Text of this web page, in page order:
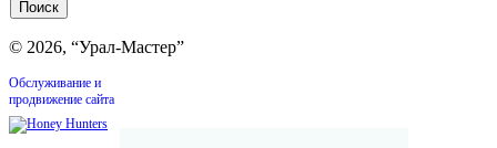
© 2026, “Урал-Мастер”
Обслуживание и
продвижение сайта